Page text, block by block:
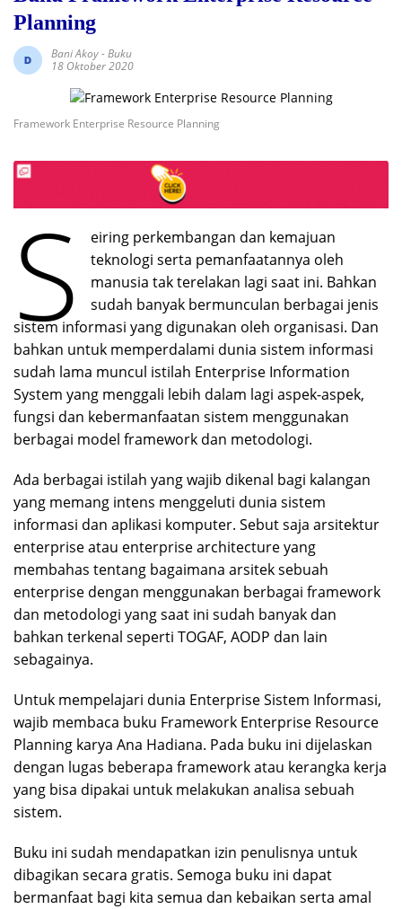
Planning
Bani Akoy-Buku
18 Oktober 2020
Framework Enterprise Resource Planning
S
eiring perkembangan dan kemajuan
teknologi serta pemanfaatannya oleh
manusia tak terelakan lagi saat ini. Bahkan
sudah banyak bermunculan berbagai jenis
sistem informasi yang digunakan oleh organisasi. Dan
bahkan untuk memperdalami dunia sistem informasi
sudah lama muncul istilah Enterprise Information
System yang menggali lebih dalam lagi aspek-aspek,
fungsi dan kebermanfaatan sistem menggunakan
berbagai model framework dan metodologi.
Ada berbagai istilah yang wajib dikenal bagi kalangan
yang memang intens menggeluti dunia sistem
informasi dan aplikasi komputer. Sebut saja arsitektur
enterprise atau enterprise architecture yang
membahas tentang bagaimana arsitek sebuah
enterprise dengan menggunakan berbagai framework
dan metodologi yang saat ini sudah banyak dan
bahkan terkenal seperti TOGAF, AODP dan lain
sebagainya.
Untuk mempelajari dunia Enterprise Sistem Informasi,
wajib membaca buku Framework Enterprise Resource
Planning karya Ana Hadiana. Pada buku ini dijelaskan
dengan lugas beberapa framework atau kerangka kerja
yang bisa dipakai untuk melakukan analisa sebuah
sistem.
Buku ini sudah mendapatkan izin penulisnya untuk
dibagikan secara gratis. Semoga buku ini dapat
bermanfaat bagi kita semua dan kebaikan serta amal